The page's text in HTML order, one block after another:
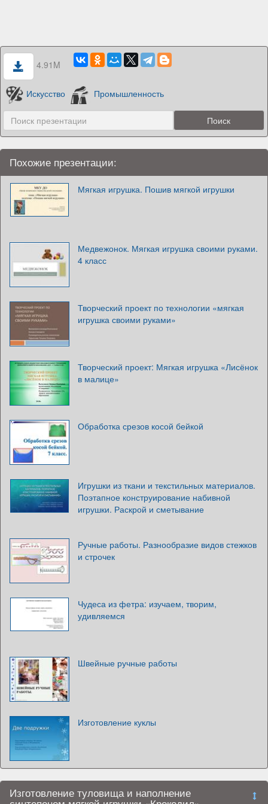
4.91M
Искусство Промышленность
Похожие презентации:
Мягкая игрушка. Пошив мягкой игрушки
Медвежонок. Мягкая игрушка своими руками.
4 класс
Творческий проект по технологии «мягкая
игрушка своими руками»
Творческий проект: Мягкая игрушка «Лисёнок
в малице»
Обработка срезов косой бейкой
Игрушки из ткани и текстильных материалов.
Поэтапное конструирование набивной
игрушки. Раскрой и сметывание
Ручные работы. Разнообразие видов стежков
и строчек
Чудеса из фетра: изучаем, творим,
удивляемся
Швейные ручные работы
Изготовление куклы
Изготовление туловища и наполнение